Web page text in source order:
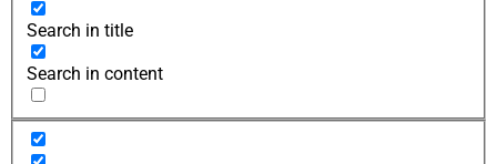
Search in title
Search in content